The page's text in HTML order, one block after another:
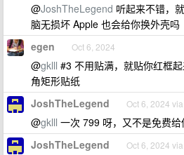
@JoshTheLegend 听起来不错，
脑无损坏 Apple 也会给你换外壳吗
egen Oct 6, 2024
@gklll #3 不用贴满，就贴你红框
角矩形贴纸
JoshTheLegend Oct 6, 2024
@gklll 一次 799 呀，又不是免费
JoshTheLegend Oct 6, 2024